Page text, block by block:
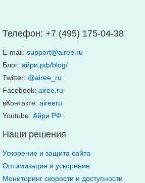
Телефон: +7 (495) 175-04-38
E-mail: support@airee.ru
Блог: айри.рф/blog/
Twitter: @airee_ru
Facebook: airee.ru
вКонтакте: aireeru
Youtube: Айри РФ
Наши решения
Ускорение и защита сайта
Оптимизация и ускорение
Мониторинг скорости и доступности